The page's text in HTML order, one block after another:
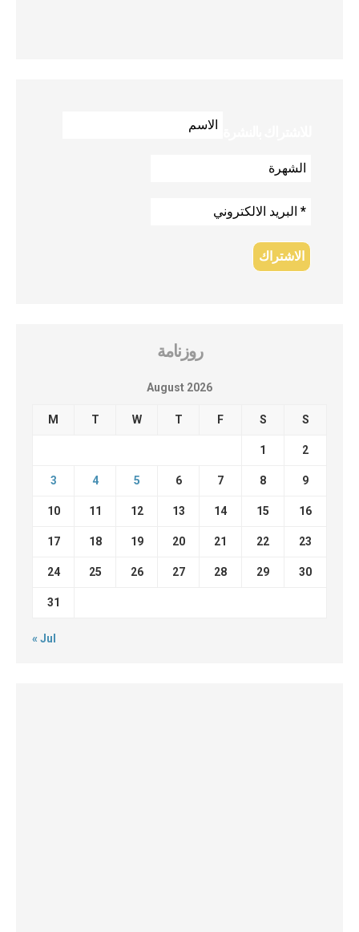
روزنامة
August 2026
M T W T F S S
1 2
3 4 5 6 7 8 9
10 11 12 13 14 15 16
17 18 19 20 21 22 23
24 25 26 27 28 29 30
31
« Jul